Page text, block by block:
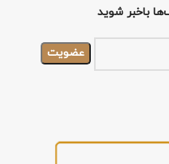
باخبر شوید